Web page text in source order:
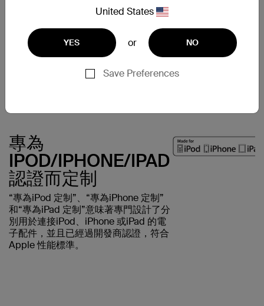
United States
YES or NO
Save Preferences
BELKIN 特色
MFI 徽標）
可選擇 7 種顏色進行混搭
小巧緊湊、便於攜帶
充電和數據傳輸極為快速
專為
IPOD/IPHONE/IPAD
認證而定制
“專為iPod 定制”、“專為iPhone 定制”
和“專為iPad 定制”意味著專門設計了分
別用於連接iPod、iPhone 或iPad 的電
子配件，並且已經過開發商認證，符合
Apple 性能標準。